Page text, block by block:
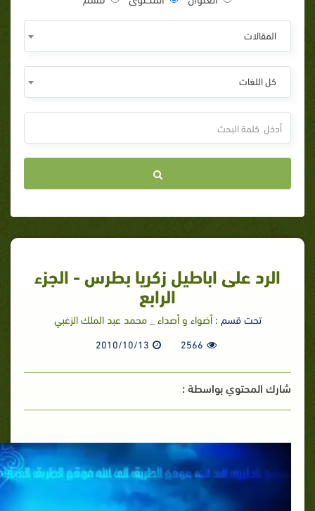
المقالات
كل اللغات
الرد على اباطيل زكريا بطرس - الجزء
الرابع
تحت قسم :أضواء و أصداء _ محمد عبد الملك الزغبي
2566
2010/10/13
شارك المحتوي بواسطة :